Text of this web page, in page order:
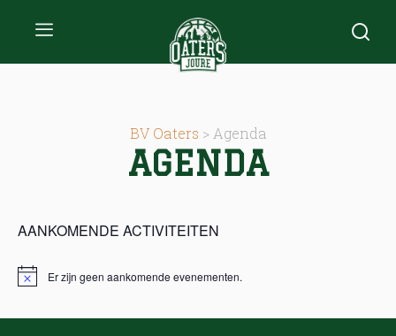
BV Oaters > Agenda
AGENDA
AANKOMENDE ACTIVITEITEN
Er zijn geen aankomende evenementen.